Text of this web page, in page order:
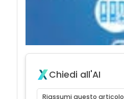
Chiedi all'AI
Riassumi questo articolo